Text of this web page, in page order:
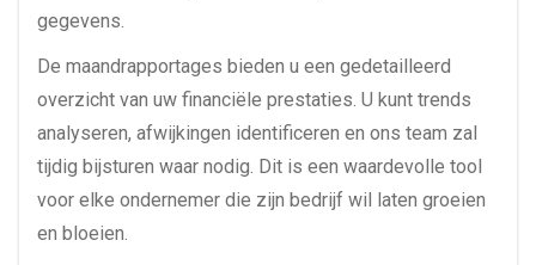
gegevens.
De maandrapportages bieden u een gedetailleerd
overzicht van uw financiële prestaties. U kunt trends
analyseren, afwijkingen identificeren en ons team zal
tijdig bijsturen waar nodig. Dit is een waardevolle tool
voor elke ondernemer die zijn bedrijf wil laten groeien
en bloeien.